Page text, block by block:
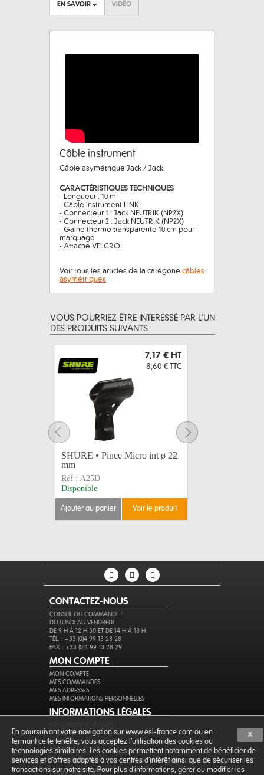
EN SAVOIR + VIDÉO
Câble instrument
Câble asymétrique Jack / Jack.
CARACTÉRISTIQUES TECHNIQUES
- Longueur : 10 m
- Câble instrument LINK
- Connecteur 1 : Jack NEUTRIK (NP2X)
- Connecteur 2 : Jack NEUTRIK (NP2X)
- Gaine thermo transparente 10 cm pour
marquage
- Attache VELCRO
Voir tous les articles de la catégorie câbles
asymétriques
VOUS POURRIEZ ÊTRE INTERESSÉ PAR L’UN
DES PRODUITS SUIVANTS
7,17 € HT
8,60 € TTC
SHURE • Pince Micro int ø 22
mm
Réf : A25D
Disponible
ajouter au panier voir le produit
CONTACTEZ-NOUS
CONSEIL OU COMMANDE :
DU LUNDI AU VENDREDI
DE 9 H À 12 H 30 ET DE 14 H À 18 H
TÉL. : +33 (0)4 99 13 28 28
FAX : +33 (0)4 99 13 28 29
MON COMPTE
MON COMPTE
MES COMMANDES
MES ADRESSES
MES INFORMATIONS PERSONNELLES
INFORMATIONS LÉGALES
CONDITIONS GÉNÉRALES DE VENTE
PROTECTION DES DONNÉES
EXPÉDITION ET RETOURS
PAIEMENT SÉCURISÉ
NEWSLETTER
X
En poursuivant votre navigation sur www.esl-france.com ou en
fermant cette fenêtre, vous acceptez l’utilisation des cookies ou
technologies similaires. Les cookies permettent notamment de bénéficier de
services et d'offres adaptés à vos centres d'intérêt ainsi que de sécuriser les
transactions sur notre site. Pour plus d'informations, gérer ou modifier les